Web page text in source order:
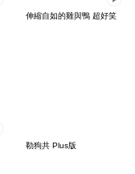
伸縮自如的雞與鴨 超好笑
勒狗共 Plus版